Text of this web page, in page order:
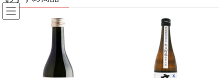
コ
ン
ナ
ビ
Products outofstock